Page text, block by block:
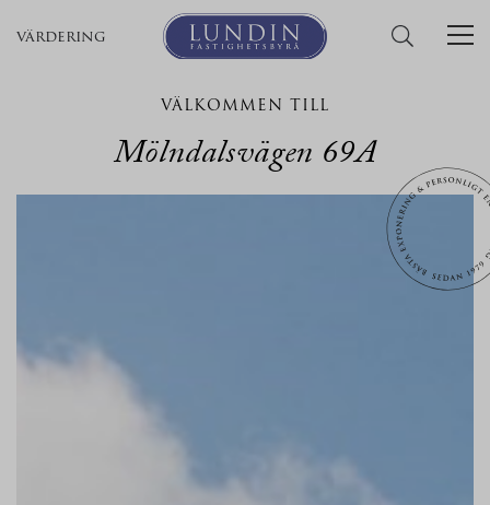
värdering
VÄLKOMMEN TILL
Mölndalsvägen 69A